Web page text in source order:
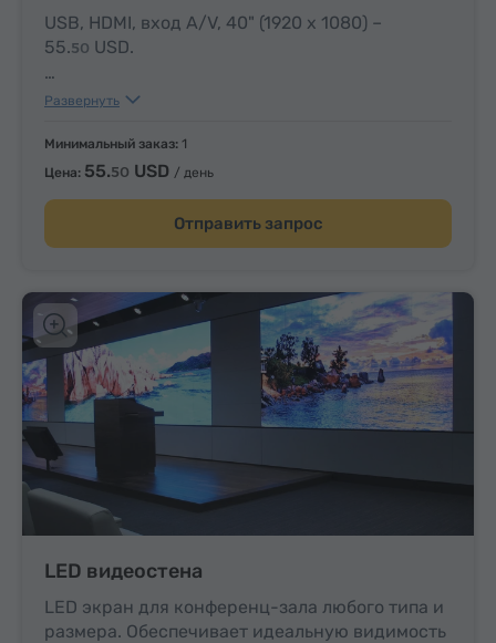
USB, HDMI, вход A/V, 40" (1920 x 1080) –
55.50 USD.
USB, HDMI, вход A/V, Смарт, 50" (4K) –
Развернуть
Минимальный заказ: 1
Цена: 55.50 USD / день
Отправить запрос
LED видеостена
LED экран для конференц-зала любого типа и
размера. Обеспечивает идеальную видимость